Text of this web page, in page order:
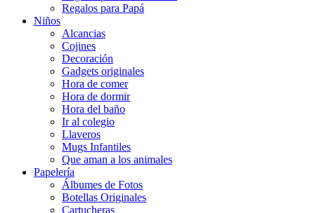
Regalos para Papá
Niños
Alcancias
Cojines
Decoración
Gadgets originales
Hora de comer
Hora de dormir
Hora del baño
Ir al colegio
Llaveros
Mugs Infantiles
Que aman a los animales
Papelería
Álbumes de Fotos
Botellas Originales
Cartucheras